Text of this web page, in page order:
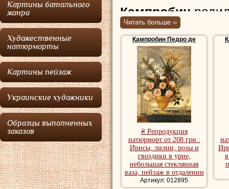
Картины батального
жанра
Художественные
натюрморты
Картины пейзаж
Украинские художники
Образцы выполненных
заказов
Кампробин
Севилье, где он
натюрмортов
Репродукции
купить
Читать больше ››
Кампробин Педро де
₴ Репродукция
натюрморт от 208 грн.:
Ирисы, лилии, розы и
гвоздики в урне,
небольшая стеклянная
ваза, пейзаж в отдалении
Артикул: 012895